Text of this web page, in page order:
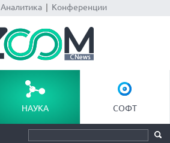
Аналитика| Конференции
НАУКА СОФТ